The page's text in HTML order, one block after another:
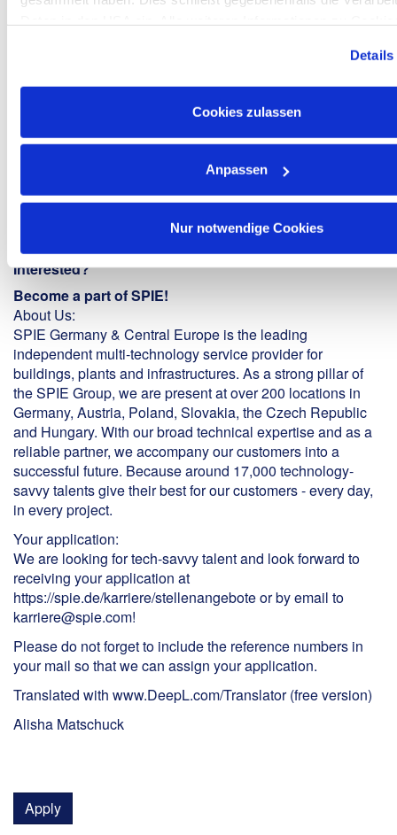
Details
Cookies zulassen
Anpassen
Nur notwendige Cookies
zu € 2.550
Aktienbeteiligungsprogramm
Individuelle Weiterbildungsmöglichkeiten über die
Interested?
Become a part of SPIE!
About Us:
SPIE Germany & Central Europe is the leading
independent multi-technology service provider for
buildings, plants and infrastructures. As a strong pillar of
the SPIE Group, we are present at over 200 locations in
Germany, Austria, Poland, Slovakia, the Czech Republic
and Hungary. With our broad technical expertise and as a
reliable partner, we accompany our customers into a
successful future. Because around 17,000 technology-
savvy talents give their best for our customers - every day,
in every project.
Your application:
We are looking for tech-savvy talent and look forward to
receiving your application at
https://spie.de/karriere/stellenangebote or by email to
karriere@spie.com!
Please do not forget to include the reference numbers in
your mail so that we can assign your application.
Translated with www.DeepL.com/Translator (free version)
Alisha Matschuck
Apply